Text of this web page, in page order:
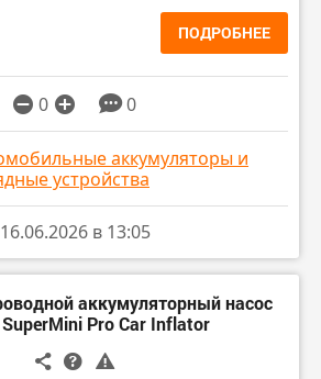
ПОДРОБНЕЕ
0 0
аккумуляторы и
устройства
16.06.2026 в 13:05
аккумуляторный насос
SuperMini Pro Car Inflator